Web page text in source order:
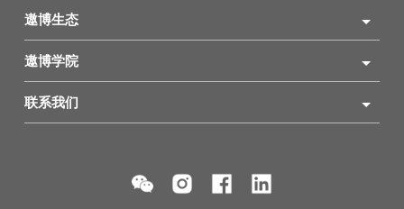
遨博生态
遨博学院
联系我们